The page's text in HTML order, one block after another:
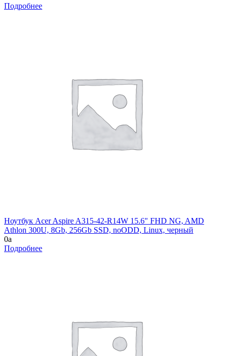
Подробнее
Ноутбук Acer Aspire A315-42-R14W 15.6" FHD NG, AMD
Athlon 300U, 8Gb, 256Gb SSD, noODD, Linux, черный
0a
Подробнее